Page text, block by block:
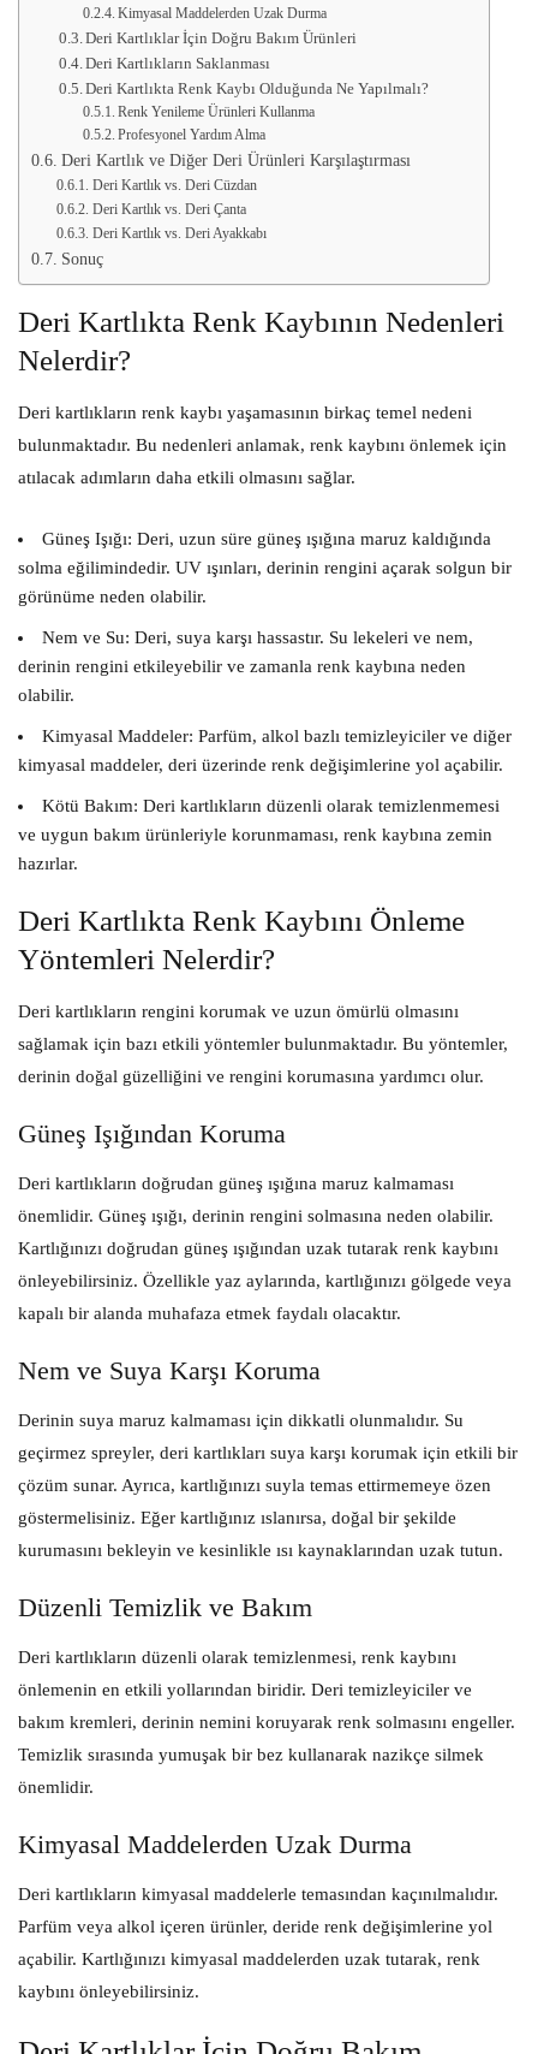
Kimyasal Maddelerden Uzak Durma
Deri Kartlıklar İçin Doğru Bakım Ürünleri
Deri Kartlıkların Saklanması
Deri Kartlıkta Renk Kaybı Olduğunda Ne Yapılmalı?
Renk Yenileme Ürünleri Kullanma
Profesyonel Yardım Alma
Deri Kartlık ve Diğer Deri Ürünleri Karşılaştırması
Deri Kartlık vs. Deri Cüzdan
Deri Kartlık vs. Deri Çanta
Deri Kartlık vs. Deri Ayakkabı
Sonuç
Deri Kartlıkta Renk Kaybının Nedenleri
Nelerdir?
Deri kartlıkların renk kaybı yaşamasının birkaç temel nedeni
bulunmaktadır. Bu nedenleri anlamak, renk kaybını önlemek için
atılacak adımların daha etkili olmasını sağlar.
Güneş Işığı: Deri, uzun süre güneş ışığına maruz kaldığında
solma eğilimindedir. UV ışınları, derinin rengini açarak solgun bir
görünüme neden olabilir.
Nem ve Su: Deri, suya karşı hassastır. Su lekeleri ve nem,
derinin rengini etkileyebilir ve zamanla renk kaybına neden
olabilir.
Kimyasal Maddeler: Parfüm, alkol bazlı temizleyiciler ve diğer
kimyasal maddeler, deri üzerinde renk değişimlerine yol açabilir.
Kötü Bakım: Deri kartlıkların düzenli olarak temizlenmemesi
ve uygun bakım ürünleriyle korunmaması, renk kaybına zemin
hazırlar.
Deri Kartlıkta Renk Kaybını Önleme
Yöntemleri Nelerdir?
Deri kartlıkların rengini korumak ve uzun ömürlü olmasını
sağlamak için bazı etkili yöntemler bulunmaktadır. Bu yöntemler,
derinin doğal güzelliğini ve rengini korumasına yardımcı olur.
Güneş Işığından Koruma
Deri kartlıkların doğrudan güneş ışığına maruz kalmaması
önemlidir. Güneş ışığı, derinin rengini solmasına neden olabilir.
Kartlığınızı doğrudan güneş ışığından uzak tutarak renk kaybını
önleyebilirsiniz. Özellikle yaz aylarında, kartlığınızı gölgede veya
kapalı bir alanda muhafaza etmek faydalı olacaktır.
Nem ve Suya Karşı Koruma
Derinin suya maruz kalmaması için dikkatli olunmalıdır. Su
geçirmez spreyler, deri kartlıkları suya karşı korumak için etkili bir
çözüm sunar. Ayrıca, kartlığınızı suyla temas ettirmemeye özen
göstermelisiniz. Eğer kartlığınız ıslanırsa, doğal bir şekilde
kurumasını bekleyin ve kesinlikle ısı kaynaklarından uzak tutun.
Düzenli Temizlik ve Bakım
Deri kartlıkların düzenli olarak temizlenmesi, renk kaybını
önlemenin en etkili yollarından biridir. Deri temizleyiciler ve
bakım kremleri, derinin nemini koruyarak renk solmasını engeller.
Temizlik sırasında yumuşak bir bez kullanarak nazikçe silmek
önemlidir.
Kimyasal Maddelerden Uzak Durma
Deri kartlıkların kimyasal maddelerle temasından kaçınılmalıdır.
Parfüm veya alkol içeren ürünler, deride renk değişimlerine yol
açabilir. Kartlığınızı kimyasal maddelerden uzak tutarak, renk
kaybını önleyebilirsiniz.